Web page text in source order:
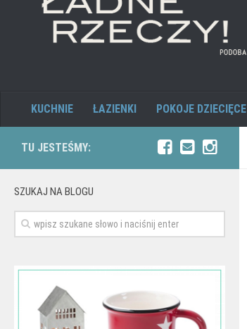
KUCHNIE ŁAZIENKI POKOJE DZIECIĘCE
TU JESTEŚMY:
SZUKAJ NA BLOGU